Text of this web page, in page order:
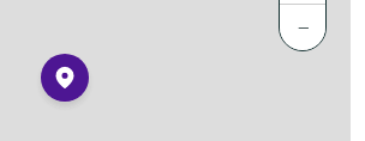
−